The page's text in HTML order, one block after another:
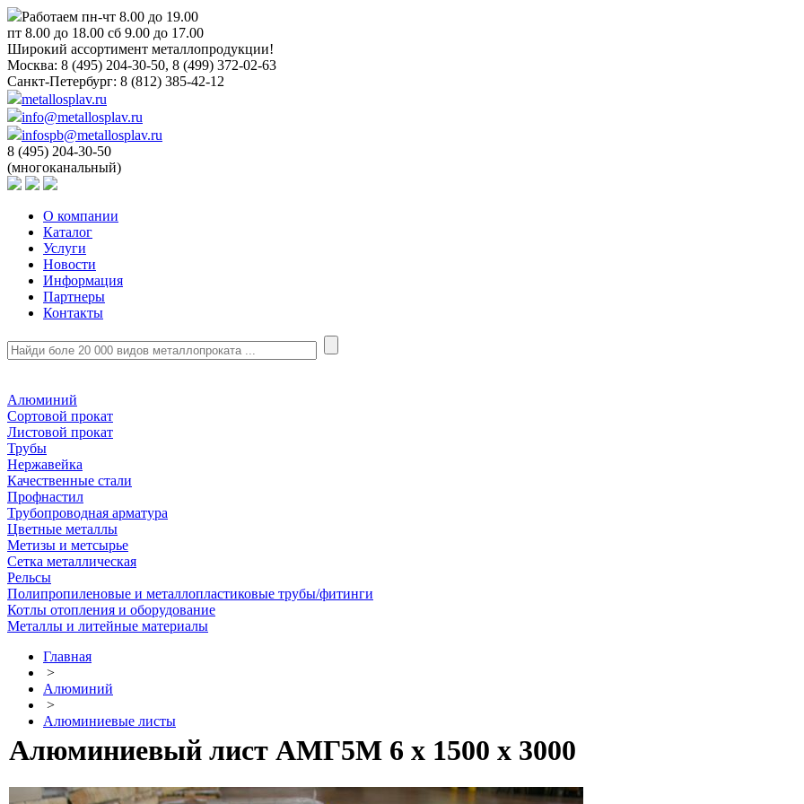
Работаем пн-чт 8.00 до 19.00
пт 8.00 до 18.00 сб 9.00 до 17.00
Широкий ассортимент металлопродукции!
Москва: 8 (495) 204-30-50, 8 (499) 372-02-63
Санкт-Петербург: 8 (812) 385-42-12
metallosplav.ru
info@metallosplav.ru
infospb@metallosplav.ru
8 (495) 204-30-50
(многоканальный)
О компании
Каталог
Услуги
Новости
Информация
Партнеры
Контакты
Алюминий
Сортовой прокат
Листовой прокат
Трубы
Нержавейка
Качественные стали
Профнастил
Трубопроводная арматура
Цветные металлы
Метизы и метсырье
Сетка металлическая
Рельсы
Полипропиленовые и металлопластиковые трубы/фитинги
Котлы отопления и оборудование
Металлы и литейные материалы
Главная
>
Алюминий
>
Алюминиевые листы
Алюминиевый лист АМГ5М 6 х 1500 х 3000